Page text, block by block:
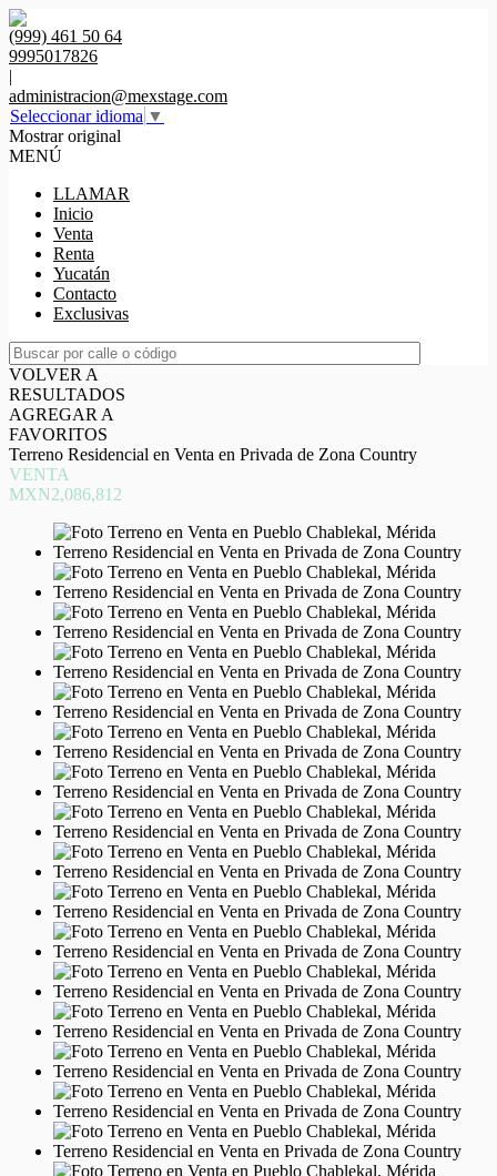
(999) 461 50 64
9995017826
|
administracion@mexstage.com
Seleccionar idioma ▼
Mostrar original
MENÚ
LLAMAR
Inicio
Venta
Renta
Yucatán
Contacto
Exclusivas
VOLVER A
RESULTADOS
AGREGAR A
FAVORITOS
Terreno Residencial en Venta en Privada de Zona Country
VENTA
MXN2,086,812